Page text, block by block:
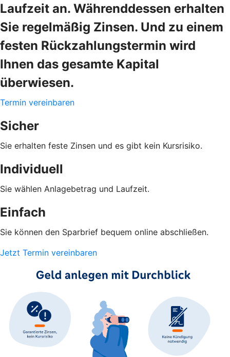
Laufzeit an. Währenddessen erhalten
Sie regelmäßig Zinsen. Und zu einem
festen Rückzahlungstermin wird
Ihnen das gesamte Kapital
überwiesen.
Termin vereinbaren
Sicher
Sie erhalten feste Zinsen und es gibt kein Kursrisiko.
Individuell
Sie wählen Anlagebetrag und Laufzeit.
Einfach
Sie können den Sparbrief bequem online abschließen.
Jetzt Termin vereinbaren